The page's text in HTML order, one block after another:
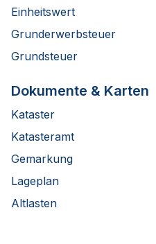
Einheitswert
Grunderwerbsteuer
Grundsteuer
Dokumente & Karten
Kataster
Katasteramt
Gemarkung
Lageplan
Altlasten